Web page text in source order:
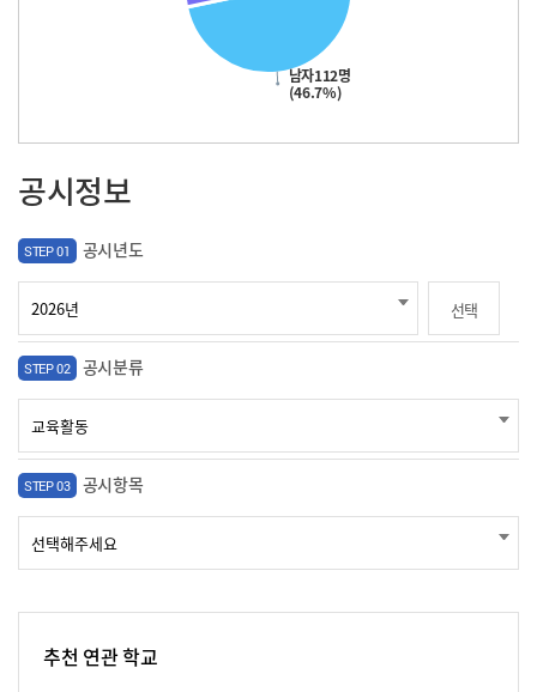
남자112명
(46.7%)
공시정보
STEP 01 공시년도
선택
STEP 02 공시분류
STEP 03 공시항목
추천 연관 학교